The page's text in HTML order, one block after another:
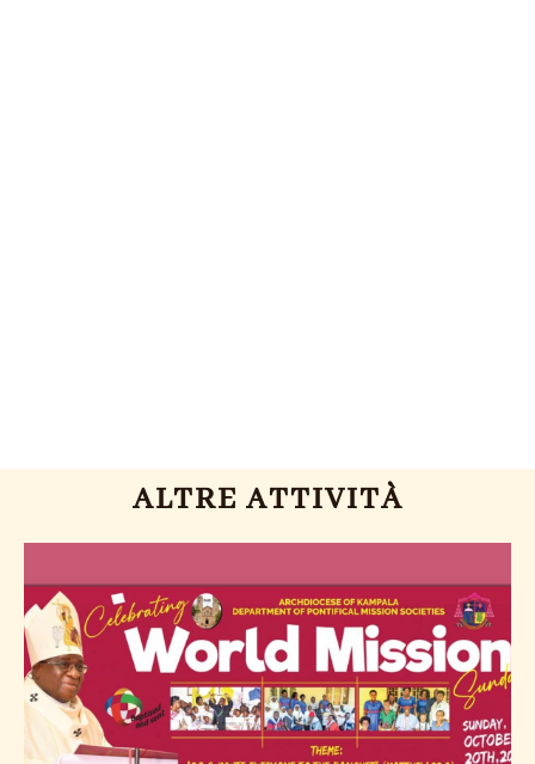
ALTRE ATTIVITÀ